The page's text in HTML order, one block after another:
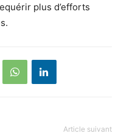
plus d’efforts
Article suivant